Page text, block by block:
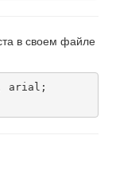
в своем файле